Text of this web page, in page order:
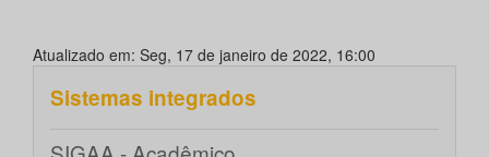
Atualizado em: Seg, 17 de janeiro de 2022, 16:00
Sistemas integrados